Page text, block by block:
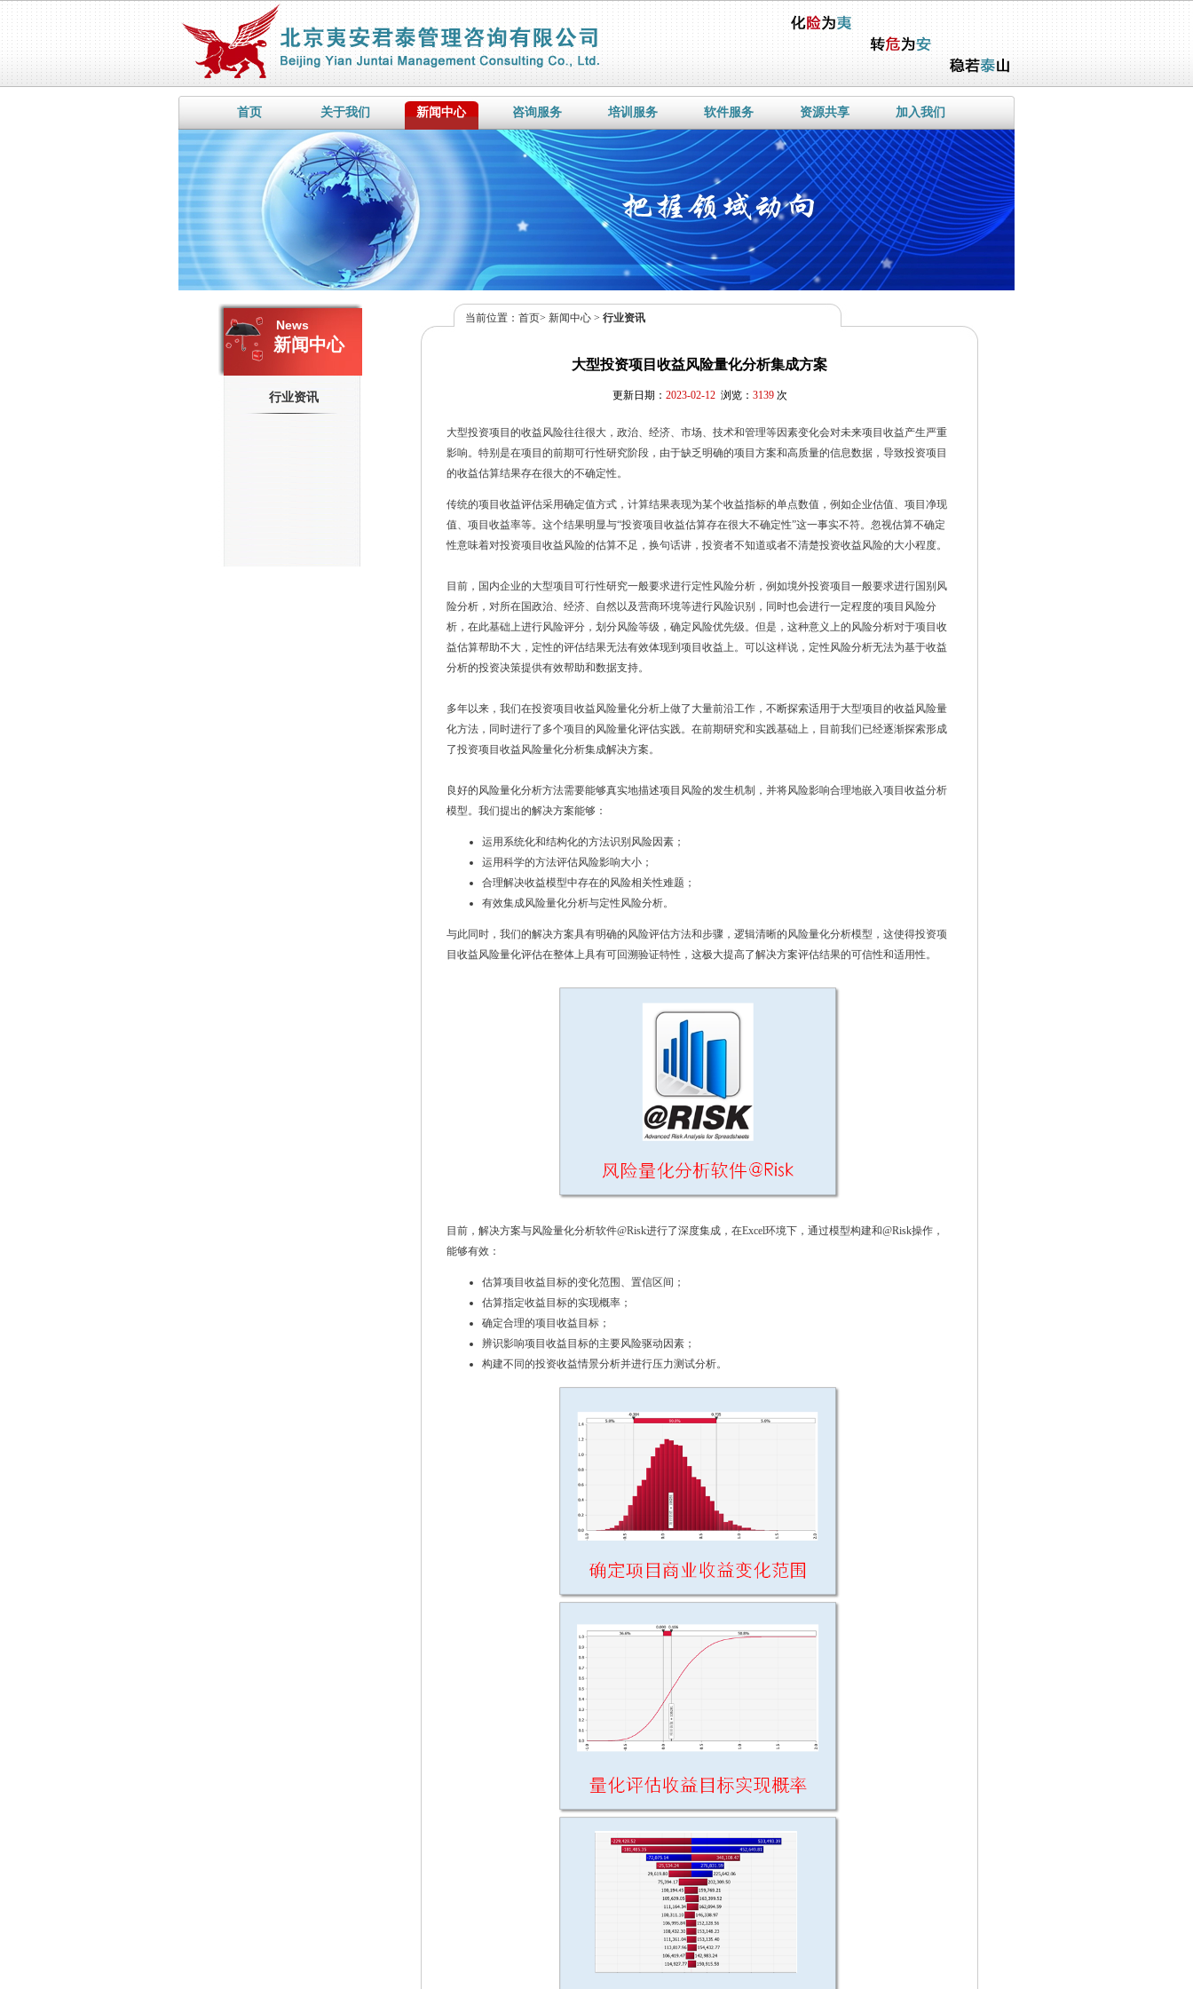
首页 关于我们 新闻中心 咨询服务 培训服务 软件服务 资源共享 加入我们
News
新闻中心
行业资讯
当前位置： 首页> 新闻中心 > 行业资讯
大型投资项目收益风险量化分析集成方案
更新日期： 2023-02-12浏览： 3139次
大型投资项目的收益风险往往很大，政治、经济、市场、技术和管理等因素变化会对未来项目收益产生严重
影响。特别是在项目的前期可行性研究阶段，由于缺乏明确的项目方案和高质量的信息数据，导致投资项目
的收益估算结果存在很大的不确定性。
传统的项目收益评估采用确定值方式，计算结果表现为某个收益指标的单点数值，例如企业估值、项目净现
值、项目收益率等。这个结果明显与“投资项目收益估算存在很大不确定性”这一事实不符。忽视估算不确定
性意味着对投资项目收益风险的估算不足，换句话讲，投资者不知道或者不清楚投资收益风险的大小程度。
目前，国内企业的大型项目可行性研究一般要求进行定性风险分析，例如境外投资项目一般要求进行国别风
险分析，对所在国政治、经济、自然以及营商环境等进行风险识别，同时也会进行一定程度的项目风险分
析，在此基础上进行风险评分，划分风险等级，确定风险优先级。但是，这种意义上的风险分析对于项目收
益估算帮助不大，定性的评估结果无法有效体现到项目收益上。可以这样说，定性风险分析无法为基于收益
分析的投资决策提供有效帮助和数据支持。
多年以来，我们在投资项目收益风险量化分析上做了大量前沿工作，不断探索适用于大型项目的收益风险量
化方法，同时进行了多个项目的风险量化评估实践。在前期研究和实践基础上，目前我们已经逐渐探索形成
了投资项目收益风险量化分析集成解决方案。
良好的风险量化分析方法需要能够真实地描述项目风险的发生机制，并将风险影响合理地嵌入项目收益分析
模型。我们提出的解决方案能够：
运用系统化和结构化的方法识别风险因素；
运用科学的方法评估风险影响大小；
合理解决收益模型中存在的风险相关性难题；
有效集成风险量化分析与定性风险分析。
与此同时，我们的解决方案具有明确的风险评估方法和步骤，逻辑清晰的风险量化分析模型，这使得投资项
目收益风险量化评估在整体上具有可回溯验证特性，这极大提高了解决方案评估结果的可信性和适用性。
目前，解决方案与风险量化分析软件@Risk进行了深度集成，在Excel环境下，通过模型构建和@Risk操作，
能够有效：
估算项目收益目标的变化范围、置信区间；
估算指定收益目标的实现概率；
确定合理的项目收益目标；
辨识影响项目收益目标的主要风险驱动因素；
构建不同的投资收益情景分析并进行压力测试分析。